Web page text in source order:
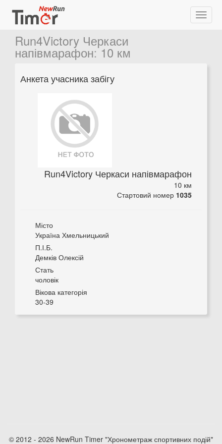
Run4Victory Черкаси
напівмарафон:10 км
Анкета учасника забігу
Run4Victory Черкаси напівмарафон
10 км
Стартовий номер 1035
Місто
Україна Хмельницький
П.І.Б.
Демків Олексій
Стать
чоловік
Вікова категорія
30-39
© 2012 - 2026 NewRun Timer "Хронометраж спортивних подій"